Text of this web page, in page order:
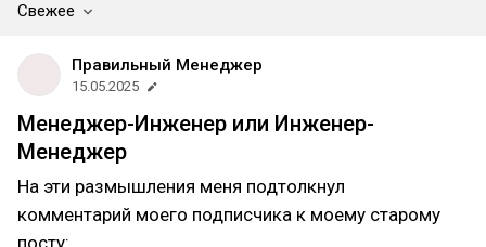
Свежее
Правильный Менеджер
15.05.2025
Менеджер-Инженер или Инженер-
Менеджер
На эти размышления меня подтолкнул
комментарий моего подписчика к моему старому
посту: